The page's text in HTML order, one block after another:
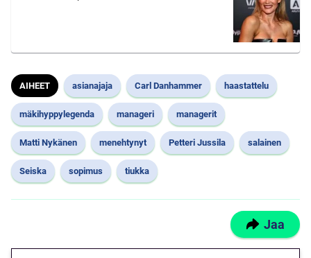
AIHEET asianajaja Carl Danhammer haastattelu
mäkihyppylegenda manageri managerit
Matti Nykänen menehtynyt Petteri Jussila salainen
Seiska sopimus tiukka
Jaa